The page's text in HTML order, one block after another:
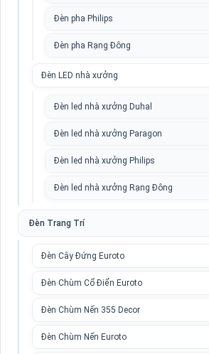
Đèn pha Philips
Đèn pha Rạng Đông
Đèn LED nhà xưởng
Đèn led nhà xưởng Duhal
Đèn led nhà xưởng Paragon
Đèn led nhà xưởng Philips
Đèn led nhà xưởng Rạng Đông
Đèn Trang Trí
Đèn Cây Đứng Euroto
Đèn Chùm Cổ Điển Euroto
Đèn Chùm Nến 355 Decor
Đèn Chùm Nến Euroto